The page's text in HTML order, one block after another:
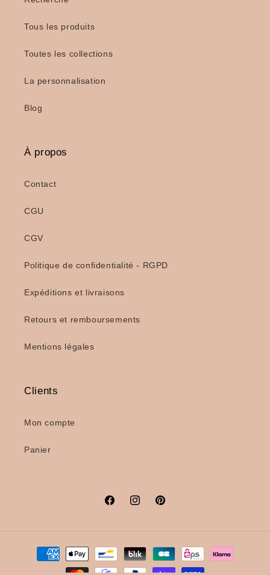
Tous les produits
Toutes les collections
La personnalisation
Blog
À propos
Contact
CGU
CGV
Politique de confidentialité - RGPD
Expéditions et livraisons
Retours et remboursements
Mentions légales
Clients
Mon compte
Panier
FacebookInstagramPinterest
Moyens